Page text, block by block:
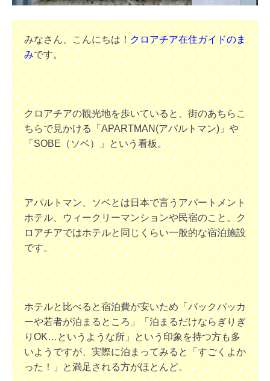
みなさん、こんにちは！ クロアチア在住ガイドのま
みです。
クロアチアの観光地を歩いていると、街のあちらこ
ちらで見かける「APARTMAN(アパルトマン)」や
「SOBE（ソベ）」という看板。
アパルトマン、ソベとは日本で言うアパートメント
ホテル、ウィークリーマンションや民宿のこと。ク
ロアチアではホテルと同じくらい一般的な宿泊施設
です。
ホテルと比べると宿泊費が安いため「バックパッカ
ーや若者が泊まるところ」「泊まるだけならぎりぎ
りOK…というような所」という印象を持つ方も多
いようですが、実際に泊まってみると「すごくよか
った！」と満足される方がほとんど。